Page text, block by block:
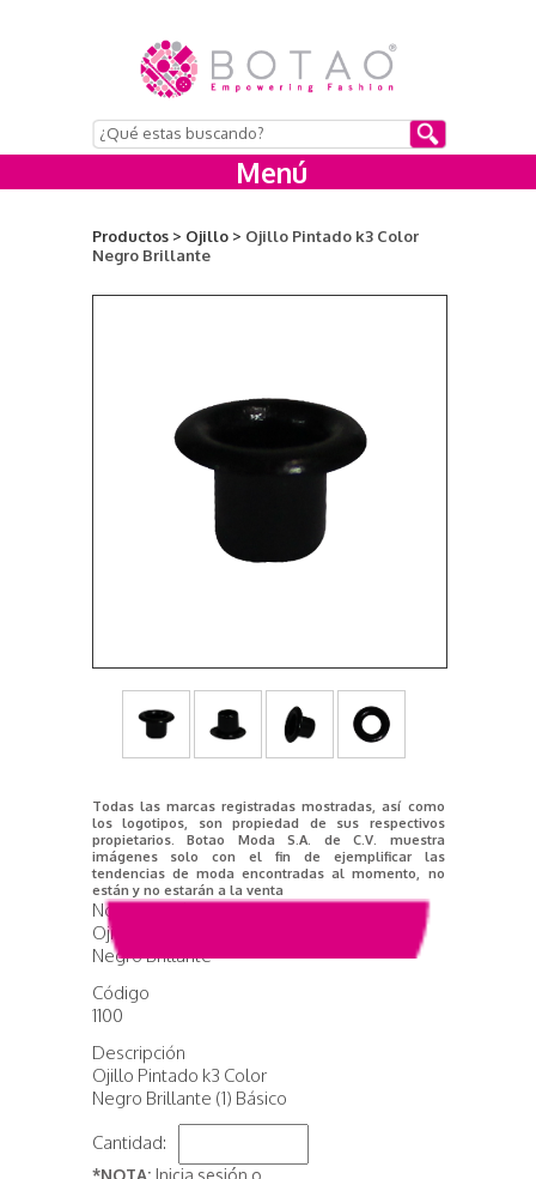
Menú
Productos > Ojillo > Ojillo Pintado k3 Color
Negro Brillante
Todas las marcas registradas mostradas, así como
los logotipos, son propiedad de sus respectivos
propietarios. Botao Moda S.A. de C.V. muestra
imágenes solo con el fin de ejemplificar las
tendencias de moda encontradas al momento, no
están y no estarán a la venta
Nombre del producto
Ojillo Pintado k3 Color
Negro Brillante
Código
1100
Descripción
Ojillo Pintado k3 Color
Negro Brillante (1) Básico
Cantidad:
*NOTA: Inicia sesión o